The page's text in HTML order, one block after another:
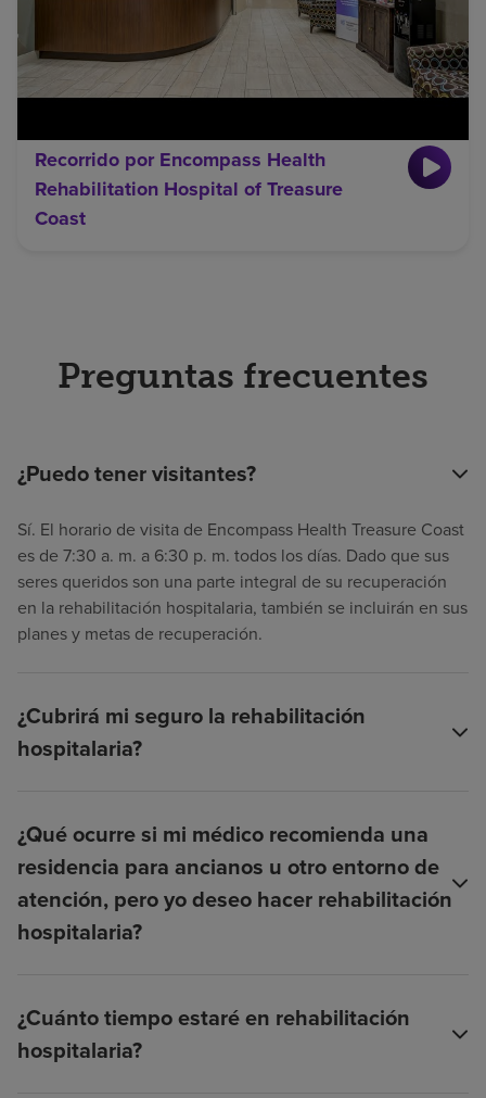
Recorrido por Encompass Health
Rehabilitation Hospital of Treasure
Coast
Preguntas frecuentes
¿Puedo tener visitantes?
Sí. El horario de visita de Encompass Health Treasure Coast
es de 7:30 a. m. a 6:30 p. m. todos los días. Dado que sus
seres queridos son una parte integral de su recuperación
en la rehabilitación hospitalaria, también se incluirán en sus
planes y metas de recuperación.
¿Cubrirá mi seguro la rehabilitación
hospitalaria?
¿Qué ocurre si mi médico recomienda una
residencia para ancianos u otro entorno de
atención, pero yo deseo hacer rehabilitación
hospitalaria?
¿Cuánto tiempo estaré en rehabilitación
hospitalaria?